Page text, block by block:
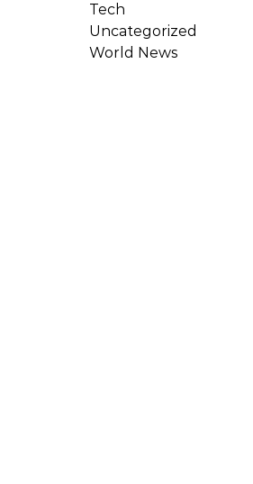
Tech
Uncategorized
World News